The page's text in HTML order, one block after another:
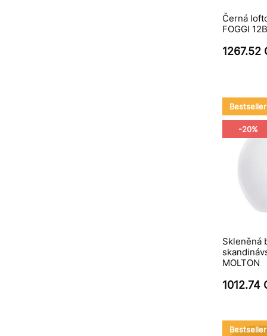
Černá
FOGGI
1267.52
Bestseller
-20%
Skleněná
MOLTON
1012.74
Bestseller